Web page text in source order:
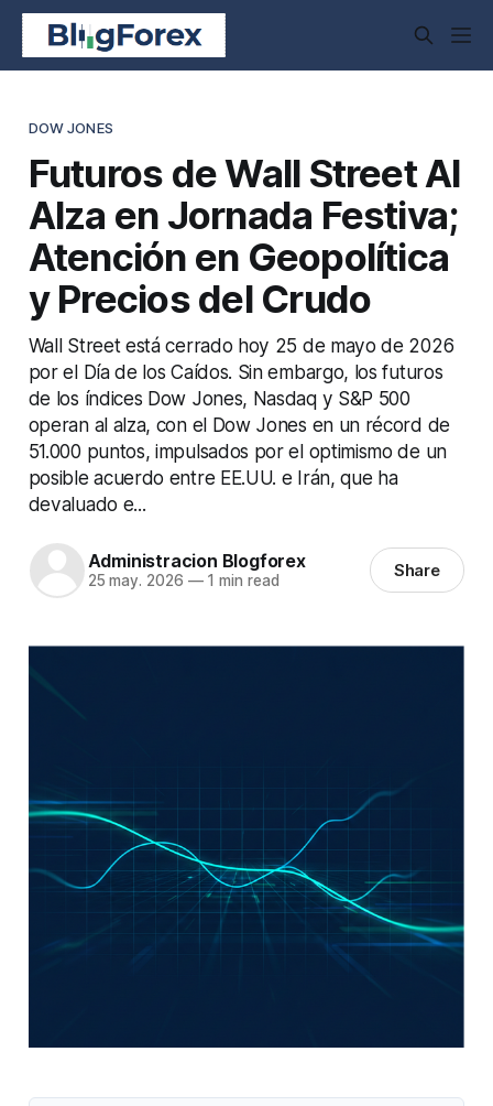
DOW JONES
Futuros de Wall Street Al
Alza en Jornada Festiva;
Atención en Geopolítica
y Precios del Crudo
Wall Street está cerrado hoy 25 de mayo de 2026
por el Día de los Caídos. Sin embargo, los futuros
de los índices Dow Jones, Nasdaq y S&P 500
operan al alza, con el Dow Jones en un récord de
51.000 puntos, impulsados por el optimismo de un
posible acuerdo entre EE.UU. e Irán, que ha
devaluado e...
Administracion Blogforex
25 may. 2026 —1 min read Share